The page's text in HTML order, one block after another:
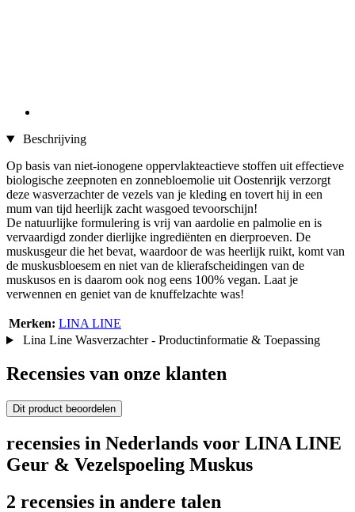
Beschrijving
Op basis van niet-ionogene oppervlakteactieve stoffen uit effectieve
biologische zeepnoten en zonnebloemolie uit Oostenrijk verzorgt
deze wasverzachter de vezels van je kleding en tovert hij in een
mum van tijd heerlijk zacht wasgoed tevoorschijn!
De natuurlijke formulering is vrij van aardolie en palmolie en is
vervaardigd zonder dierlijke ingrediënten en dierproeven. De
muskusgeur die het bevat, waardoor de was heerlijk ruikt, komt van
de muskusbloesem en niet van de klierafscheidingen van de
muskusos en is daarom ook nog eens 100% vegan. Laat je
verwennen en geniet van de knuffelzachte was!
Merken: LINA LINE
Lina Line Wasverzachter - Productinformatie & Toepassing
Recensies van onze klanten
Dit product beoordelen
recensies in Nederlands voor LINA LINE
Geur & Vezelspoeling Muskus
2 recensies in andere talen